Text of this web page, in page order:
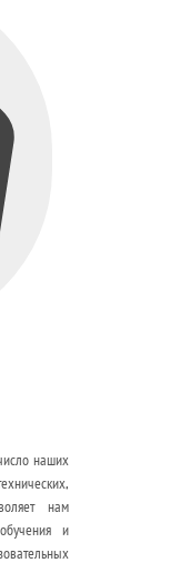
наших
нам
и